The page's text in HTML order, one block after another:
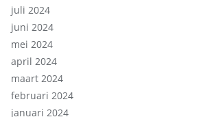
juli 2024
juni 2024
mei 2024
april 2024
maart 2024
februari 2024
januari 2024